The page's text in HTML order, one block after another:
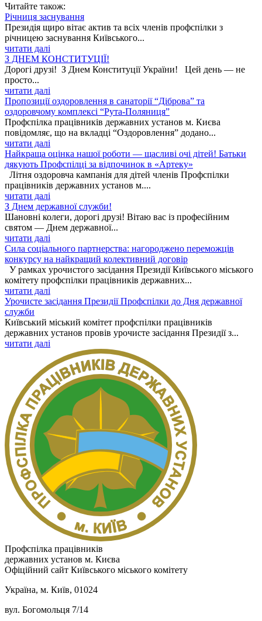
Читайте також:
Річниця заснування
Президія щиро вітає актив та всіх членів профспілки з
річницею заснування Київського...
читати далі
З ДНЕМ КОНСТИТУЦІЇ!
Дорогі друзі! З Днем Конституції України! Цей день — не
просто...
читати далі
Пропозиції оздоровлення в санаторії “Діброва” та
оздоровчому комплексі “Рута-Поляниця”
Профспілка працівників державних установ м. Києва
повідомляє, що на вкладці “Оздоровлення” додано...
читати далі
Найкраща оцінка нашої роботи — щасливі очі дітей! Батьки
дякують Профспілці за відпочинок в «Артеку»
Літня оздоровча кампанія для дітей членів Профспілки
працівників державних установ м....
читати далі
З Днем державної служби!
Шановні колеги, дорогі друзі! Вітаю вас із професійним
святом — Днем державної...
читати далі
Сила соціального партнерства: нагороджено переможців
конкурсу на найкращий колективний договір
У рамках урочистого засідання Президії Київського міського
комітету профспілки працівників державних...
читати далі
Урочисте засідання Президії Профспілки до Дня державної
служби
Київський міський комітет профспілки працівників
державних установ провів урочисте засідання Президії з...
читати далі
Профспілка працівників
державних установ м. Києва
Офіційний сайт Київського міського комітету
Україна, м. Київ, 01024
вул. Богомольця 7/14